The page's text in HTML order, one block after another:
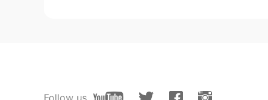
Follow us